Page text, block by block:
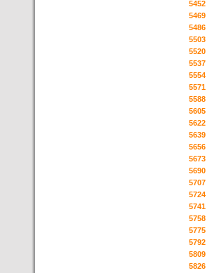
5452
5469
5486
5503
5520
5537
5554
5571
5588
5605
5622
5639
5656
5673
5690
5707
5724
5741
5758
5775
5792
5809
5826